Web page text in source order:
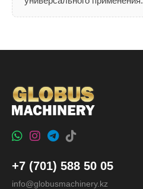
+7 (701) 588 50 05
info@globusmachinery.kz